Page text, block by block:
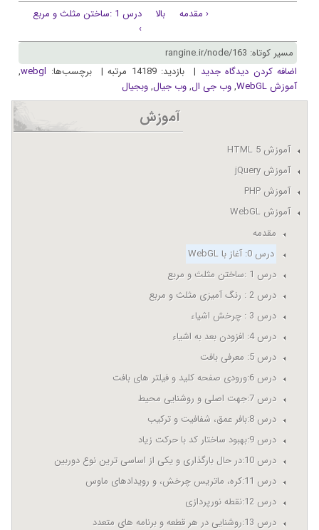
‹ مقدمه بالا
درس 1 :ساختن مثلث و مربع
›
مسیر کوتاه: rangine.ir/node/163
اضافه کردن دیدگاه جدید | بازدید: 14189 مرتبه | برچسب‌ها: webgl
,
آموزش WebGL
,وب جی ال,وب جیال,وبجیال
آموزش
آموزش HTML 5
آموزش jQuery
آموزش PHP
آموزش WebGL
مقدمه
درس 0: آغاز با WebGL
درس 1 :ساختن مثلث و مربع
درس 2 : رنگ آمیزی مثلث و مربع
درس 3 : چرخش اشیاء
درس 4: افزودن بعد به اشیاء
درس 5: معرفی بافت
درس 6:ورودی صفحه کلید و فیلتر های بافت
درس 7:جهت اصلی و روشنایی محیط
درس 8:بافر عمق، شفافیت و ترکیب
درس 9:بهبود ساختار کد با حرکت زیاد
درس 10:در حال بارگذاری و یکی از اساسی ترین نوع دوربین
درس 11:کره، ماتریس چرخش، و رویدادهای ماوس
درس 12:نقطه نورپردازی
درس 13:روشنایی در هر قطعه و برنامه های متعدد